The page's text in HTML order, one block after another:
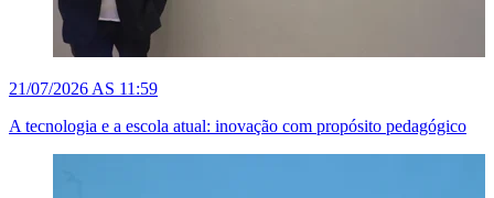
21/07/2026 AS 11:59
A tecnologia e a escola atual: inovação com propósito pedagógico